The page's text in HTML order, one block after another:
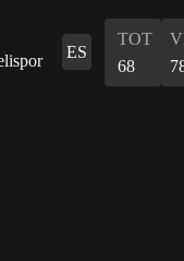
ES
TOT
68